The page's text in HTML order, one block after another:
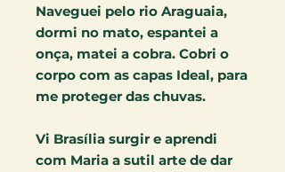
Naveguei pelo rio Araguaia,
dormi no mato, espantei a
onça, matei a cobra. Cobri o
corpo com as capas Ideal, para
me proteger das chuvas.
Vi Brasília surgir e aprendi
com Maria a sutil arte de dar